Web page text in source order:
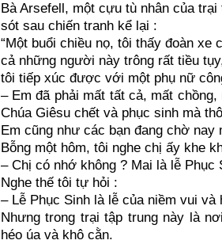
Bà Arsefell, một cựu tù nhân của
sót sau chiến tranh kể lại :
“Một buổi chiều nọ, tôi thấy đoàn
cả những người này trông rất tiều
tôi tiếp xúc được với một phụ nữ
– Em đã phải mất tất cả, mất
Chúa Giêsu chết và phục sinh mà
Em cũng như các bạn đang chờ
Bỗng một hôm, tôi nghe chị ấy khe
– Chị có nhớ không ? Mai là lễ Phục
Nghe thế tôi tự hỏi :
– Lễ Phục Sinh là lễ của niềm vui và
Nhưng trong trại tập trung này là
héo úa và khô cằn.